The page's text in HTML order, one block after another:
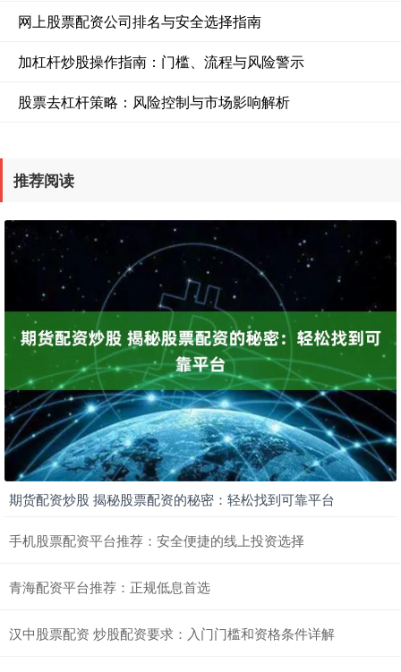
网上股票配资公司排名与安全选择指南
加杠杆炒股操作指南：门槛、流程与风险警示
股票去杠杆策略：风险控制与市场影响解析
推荐阅读
期货配资炒股 揭秘股票配资的秘密：轻松找到可靠平台
手机股票配资平台推荐：安全便捷的线上投资选择
青海配资平台推荐：正规低息首选
汉中股票配资 炒股配资要求：入门门槛和资格条件详解